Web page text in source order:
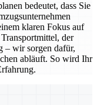
bedeutet, dass Sie
klaren Fokus auf
der
– wir sorgen dafür,
abläuft. So wird Ihr